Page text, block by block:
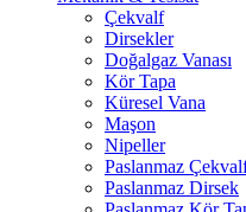
Çekvalf
Dirsekler
Doğalgaz Vanası
Kör Tapa
Küresel Vana
Maşon
Nipeller
Paslanmaz
Paslanmaz Dirsek